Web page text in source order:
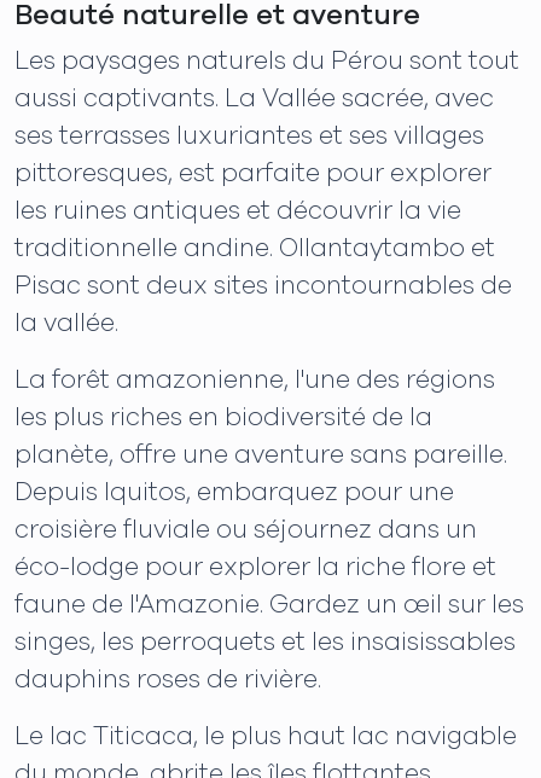
Beauté naturelle et aventure
Les paysages naturels du Pérou sont tout
aussi captivants. La Vallée sacrée, avec
ses terrasses luxuriantes et ses villages
pittoresques, est parfaite pour explorer
les ruines antiques et découvrir la vie
traditionnelle andine. Ollantaytambo et
Pisac sont deux sites incontournables de
la vallée.
La forêt amazonienne, l'une des régions
les plus riches en biodiversité de la
planète, offre une aventure sans pareille.
Depuis Iquitos, embarquez pour une
croisière fluviale ou séjournez dans un
éco-lodge pour explorer la riche flore et
faune de l'Amazonie. Gardez un œil sur les
singes, les perroquets et les insaisissables
dauphins roses de rivière.
Le lac Titicaca, le plus haut lac navigable